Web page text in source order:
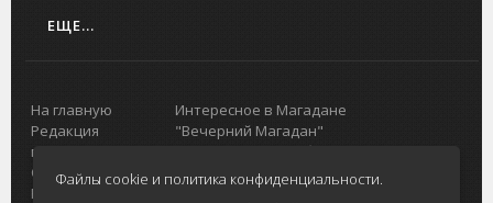
ЕЩЕ...
На главную
Редакция
портала
О проекте
Реклама на
Интересное в Магадане
"Вечерний Магадан"
Городская доска объявлений
Реклама
Главный туристический портал
Файлы cookie и политика конфиденциальности.